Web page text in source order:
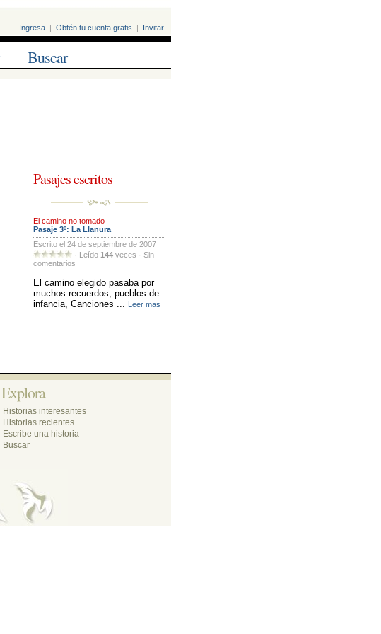
Ingresa | Obtén tu cuenta gratis | Invitar
Buscar
Pasajes escritos
El camino no tomado
Pasaje 3º: La Llanura
Escrito el 24 de septiembre de 2007
· Leído 144 veces · Sin
comentarios
El camino elegido pasaba por
muchos recuerdos, pueblos de
infancia, Canciones ... Leer mas
Explora
Historias interesantes
Historias recientes
Escribe una historia
Buscar